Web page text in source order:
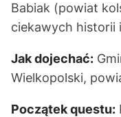
Babiak (powiat
ciekawych historii
Jak dojechać:
Wielkopolski,
Początek questu: